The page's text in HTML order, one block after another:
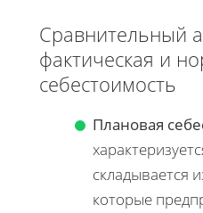
Сравнительный
фактическая и
себестоимость
Плановая
складывается
которые